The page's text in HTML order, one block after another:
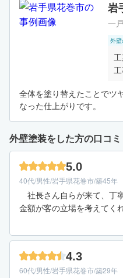
岩
一
外壁
工
全体を塗り替えたことでツ
なった仕上がりです。
外壁塗装をした方の口コ
5.0
40代/男性/岩手県花巻市/築45年
社長さん自らが来て、丁
金額が客の立場を考えてく
4.3
60代/男性/岩手県花巻市/築29年